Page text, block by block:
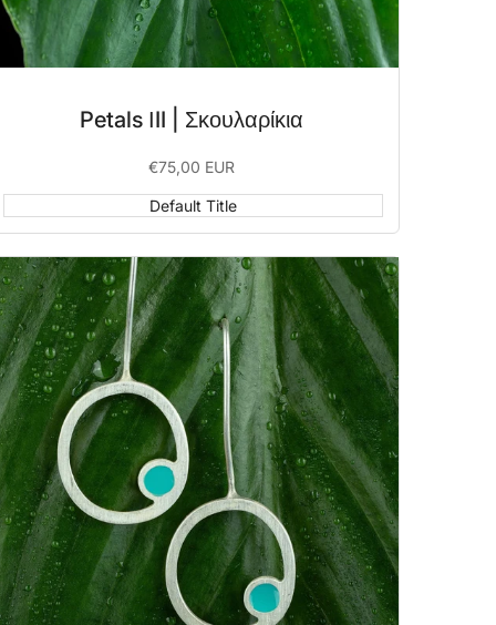
Petals ΙII | Σκουλαρίκια
Sale
price
€75,00 EUR
Default Title